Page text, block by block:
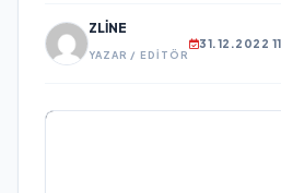
ZLINE
YAZAR / EDITÖR
31.12.2022